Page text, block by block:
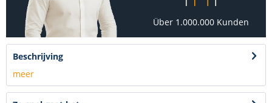
Über 1.000.000 Kunden
Beschrijving
meer